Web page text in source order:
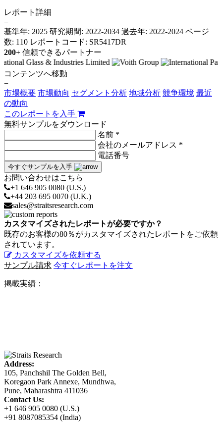
レポート詳細
−
基準年: 2025 研究期間: 2022-2034 過去年: 2022-2024 ページ
数: 110 レポートコード: SR5417DR
200+ 信頼できるパートナー
コンテンツへ移動
−
市場概要 市場動向 セグメント分析 地域分析 競争環境 最近
の動向
このレポートを入手
無料サンプルをダウンロード
名前 *
会社のメールアドレス *
電話番号
今すぐサンプルを入手
お問い合わせはこちら
+1 646 905 0080 (U.S.)
+44 203 695 0070 (U.K.)
sales@straitsresearch.com
カスタマイズされたレポートが必要ですか？
既存のお客様の80％がカスタマイズされたレポートをご依頼
されています。
カスタマイズを依頼する
サンプル請求 今すぐレポートを注文
掲載実績：
Address:
105, Panchshil The Golden Bell,
Koregaon Park Annexe, Mundhwa,
Pune, Maharashtra 411036
Contact Us:
+1 646 905 0080 (U.S.)
+91 8087085354 (India)